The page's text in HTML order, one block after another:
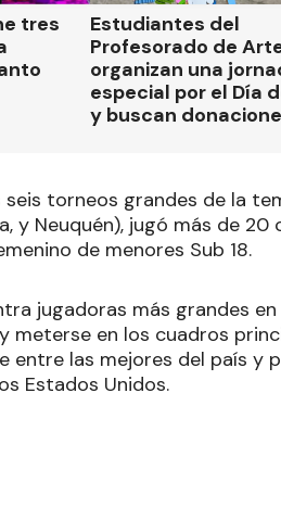
tres
Estudiantes del
Profesorado de
organizan una
especial por el Día
y buscan
torneos grandes de la
y Neuquén), jugó más de
de menores Sub 18.
jugadoras más grandes
meterse en los cuadros
entre las mejores del país y
Estados Unidos.